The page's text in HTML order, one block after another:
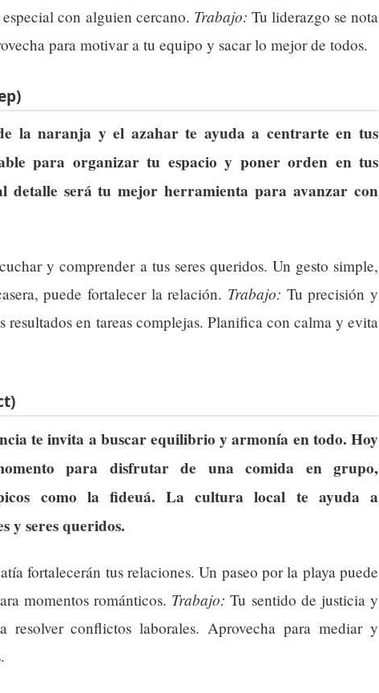
con alguien cercano. Trabajo: Tu liderazgo se nota
para motivar a tu equipo y sacar lo mejor de todos.
la naranja y el azahar te ayuda a centrarte en tus
para organizar tu espacio y poner orden en tus
detalle será tu mejor herramienta para avanzar con
y comprender a tus seres queridos. Un gesto simple,
puede fortalecer la relación. Trabajo: Tu precisión y
resultados en tareas complejas. Planifica con calma y evita
te invita a buscar equilibrio y armonía en todo. Hoy
para disfrutar de una comida en grupo,
como la fideuá. La cultura local te ayuda a
y seres queridos.
fortalecerán tus relaciones. Un paseo por la playa puede
momentos románticos. Trabajo: Tu sentido de justicia y
resolver conflictos laborales. Aprovecha para mediar y